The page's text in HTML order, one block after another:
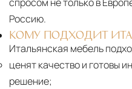
Россию.
КОМУ ПОДХОДИТ
Итальянская мебель
ценят качество и готовы
решение;